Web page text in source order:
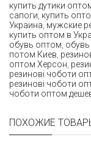
купить дутики
сапоги купить
Украина мужские
купить оптом в
обувь оптом
потом Киев
оптом Херсон
резинові чоботи
резинові чоботи
чоботи оптом
ПОХОЖИЕ